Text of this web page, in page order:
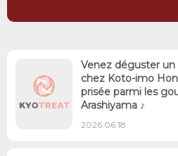
Venez déguster
chez Koto-imo
prisée parmi les
Arashiyama ♪
2026.06.18